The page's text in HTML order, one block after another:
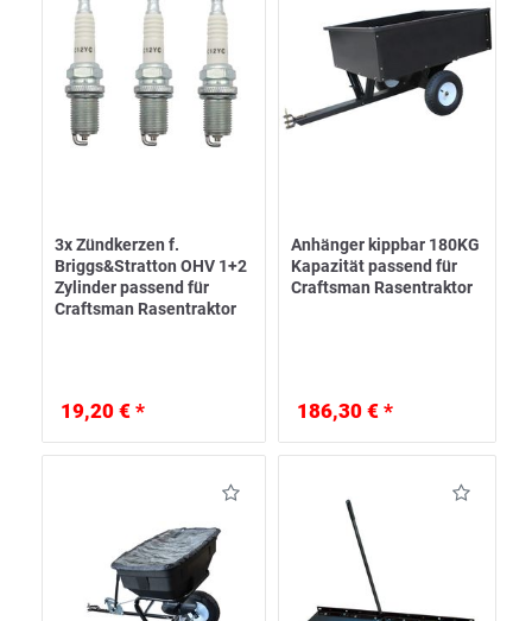
3x Zündkerzen f.
Briggs&Stratton OHV 1+2
Zylinder passend für
Craftsman Rasentraktor
19,20 € *
Anhänger kippbar 180KG
Kapazität passend für
Craftsman Rasentraktor
186,30 € *